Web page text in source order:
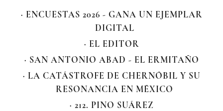
· ENCUESTAS 2026 - GANA UN EJEMPLAR
DIGITAL
· EL EDITOR
· SAN ANTONIO ABAD - EL ERMITAÑO
· LA CATÁSTROFE DE CHERNÓBIL Y SU
RESONANCIA EN MÉXICO
· 212. PINO SUÁREZ